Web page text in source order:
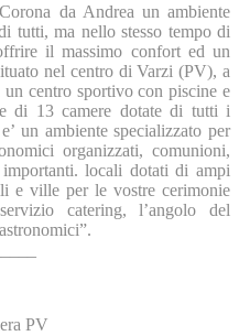
da Andrea un ambiente
tutti, ma nello stesso tempo di
il massimo confort ed un
nel centro di Varzi (PV), a
centro sportivo con piscine e
di 13 camere dotate di tutti i
un ambiente specializzato per
organizzati, comunioni,
locali dotati di ampi
e ville per le vostre cerimonie
catering, l’angolo del
PV